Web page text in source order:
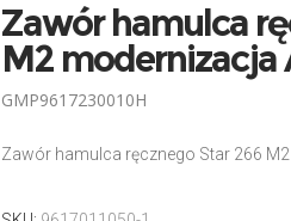
Zawór hamulca
M2 modernizacja
GMP9617230010H
Zawór hamulca ręcznego Star 266